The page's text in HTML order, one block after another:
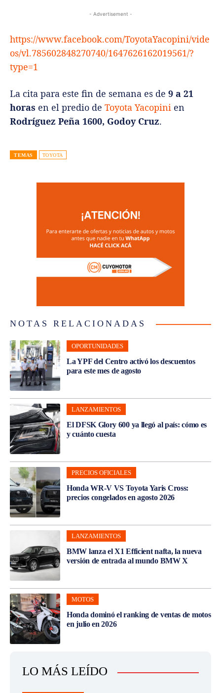
- Advertisement -
https://www.facebook.com/ToyotaYacopini/vide
os/vl.785602848270740/1647626162019561/?
type=1
La cita para este fin de semana es de 9 a 21
horas en el predio de Toyota Yacopini en
Rodríguez Peña 1600, Godoy Cruz.
TEMAS TOYOTA
NOTAS RELACIONADAS
OPORTUNIDADES
La YPF del Centro activó los descuentos
para este mes de agosto
LANZAMIENTOS
El DFSK Glory 600 ya llegó al país: cómo es
y cuánto cuesta
PRECIOS OFICIALES
Honda WR-V VS Toyota Yaris Cross:
precios congelados en agosto 2026
LANZAMIENTOS
BMW lanza el X1 Efficient nafta, la nueva
versión de entrada al mundo BMW X
MOTOS
Honda dominó el ranking de ventas de motos
en julio en 2026
LO MÁS LEÍDO